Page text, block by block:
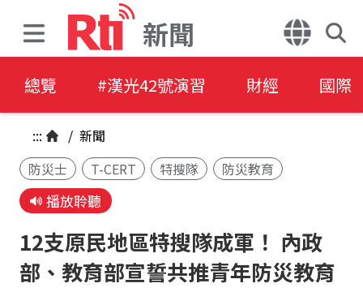
新聞
總覽 #漢光42號演習 財經 國際
::: / 新聞
防災士
T-CERT 特搜隊 防災教育
播放聆聽
12支原民地區特搜隊成軍！ 內政
部、教育部宣誓共推青年防災教育